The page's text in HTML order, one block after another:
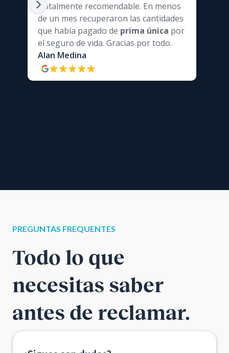
Totalmente recomendable. En menos
de un mes recuperaron las cantidades
que había pagado de prima única por
el seguro de vida. Gracias por todo.
Alan Medina
PREGUNTAS FREQUENTES
Todo lo que
necesitas saber
antes de reclamar.